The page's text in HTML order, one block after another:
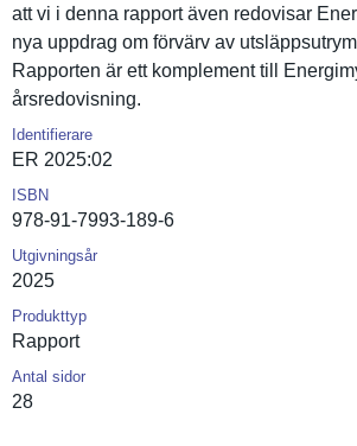
att vi i denna rapport även redovisar
nya uppdrag om förvärv av
Rapporten är ett komplement till
årsredovis­ning.
Identifierare
ER 2025:02
ISBN
978-91-7993-189-6
Utgivningsår
2025
Produkttyp
Rapport
Antal sidor
28